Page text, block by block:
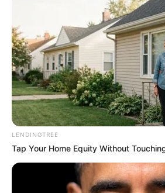
Fail! 10 Potret Makanan
Dimasak yang Bikin Kamu
Nggak Selera
10 Pose Manekin Anti
Mainstream yang Konyol
LENDINGTREE
Tap Your Home Equity Without